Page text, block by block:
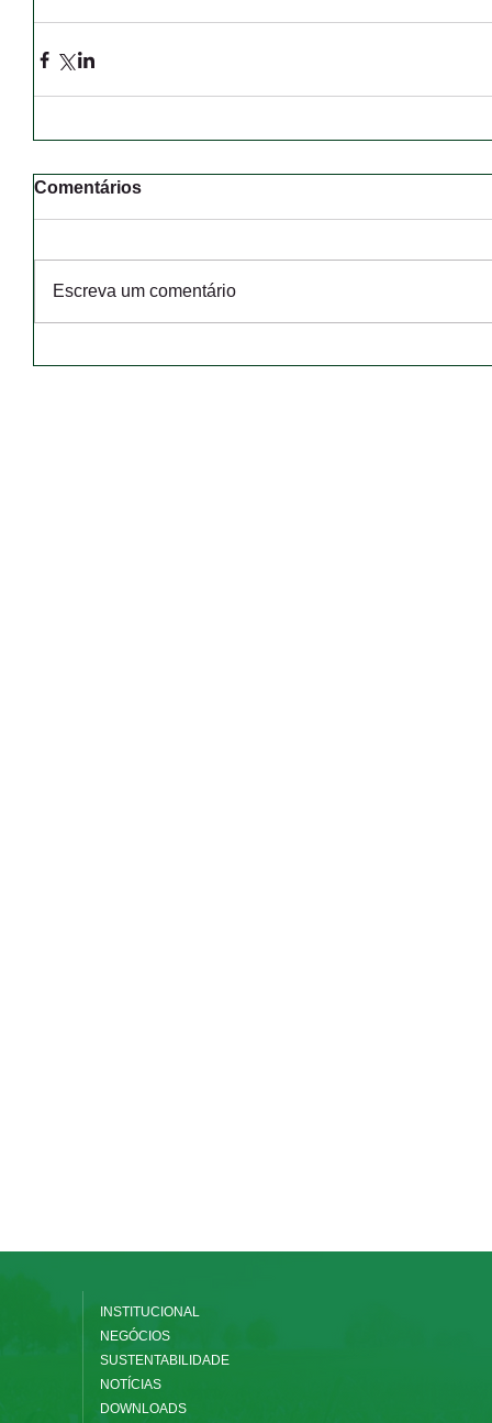
Comentários
Escreva um comentário
INSTITUCIONAL
NEGÓCIOS
SUSTENTABILIDADE
NOTÍCIAS
DOWNLOADS